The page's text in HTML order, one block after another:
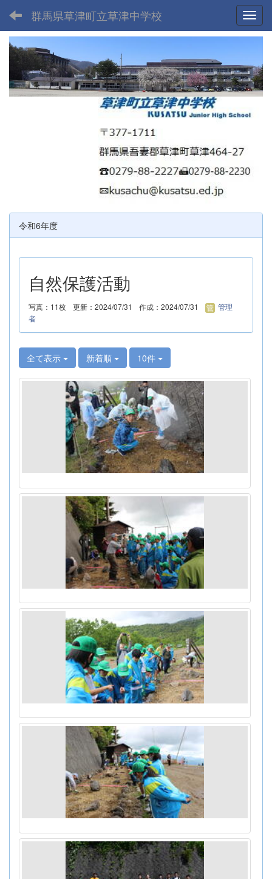
群馬県草津町立草津中学校
令和6年度
自然保護活動
写真：11枚 更新：2024/07/31 作成：2024/07/31
管理
者
全て表示 新着順 10件